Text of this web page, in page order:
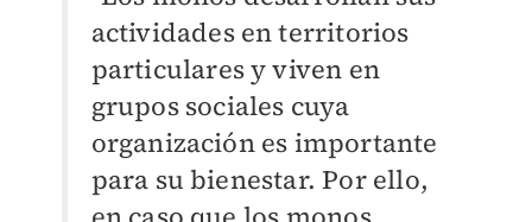
actividades en territorios
particulares y viven en
grupos sociales cuya
organización es importante
para su bienestar. Por ello,